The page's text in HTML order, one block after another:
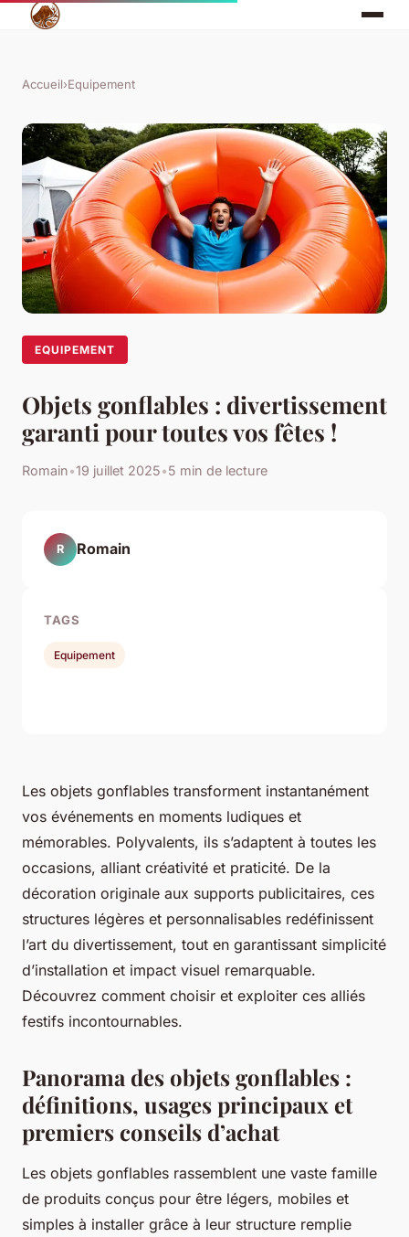
Accueil›Equipement
EQUIPEMENT
Objets gonflables : divertissement
garanti pour toutes vos fêtes !
Romain•19 juillet 2025•5 min de lecture
Les objets gonflables transforment instantanément
vos événements en moments ludiques et
mémorables. Polyvalents, ils s’adaptent à toutes les
occasions, alliant créativité et praticité. De la
décoration originale aux supports publicitaires, ces
structures légères et personnalisables redéfinissent
l’art du divertissement, tout en garantissant simplicité
d’installation et impact visuel remarquable.
Découvrez comment choisir et exploiter ces alliés
festifs incontournables.
Panorama des objets gonflables :
définitions, usages principaux et
premiers conseils d’achat
Les objets gonflables rassemblent une vaste famille
de produits conçus pour être légers, mobiles et
simples à installer grâce à leur structure remplie
R Romain
TAGS
Equipement